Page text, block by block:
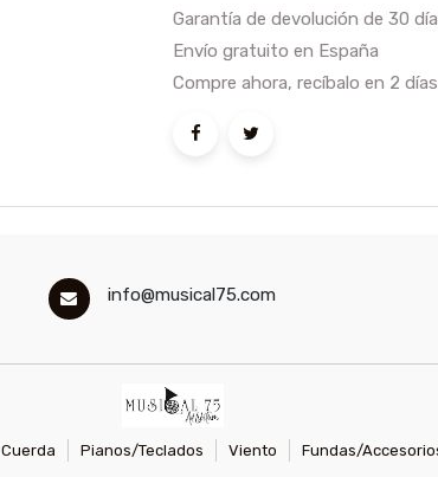
Garantía de devolución de 30
Envío gratuito en España
Compre ahora, recíbalo en 2
info@musical75.com
Cuerda Pianos/Teclados Viento Fundas/